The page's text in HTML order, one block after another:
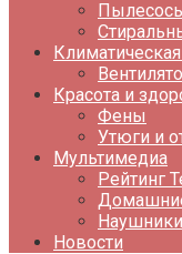
Красота и
Фены
Утюги и
Мультимедиа
Рейтинг
Наушники
Новости